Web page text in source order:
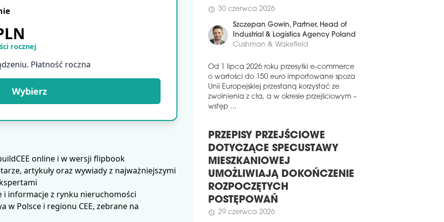
rocznej
Płatność roczna
Wybierz
online i w wersji flipbook
artykuły oraz wywiady z najważniejszymi
i informacje z rynku nieruchomości
w Polsce i regionu CEE, zebrane na
wybudowanym magazynie na terenie
kompleksu CTPark Louny II w Czechach.
schedule 30 lipca 2026
CTP BUDUJE PARK LOGISTYCZNY W
Firma CTP ogłosiła start nowej inwestycji o
nazwie CTPark Bydgoszcz. Nowoczesny
kompleks przemysłowo-logistyczny zaoferuje
łącznie ponad 51 tys. mkw. powierzchni.
Rozpoczęcie prac budowlanych
schedule 29 lipca 2026
MICROHARVEST WYBUDUJE
PIERWSZĄ W EUROPIE FABRYKĘ
BIAŁKA MIKROBIOLOGICZNEGO
Firma MicroHarvest planuje budowę
innowacyjnego zakładu produkcji białka
mikrobiologicznego w niemieckiej
miejscowości Leuna. Będzie to pierwsza
schedule 30 czerwca 2026
Szczepan Gowin, Partner, Head of
Industrial & Logistics Agency Poland
Cushman & Wakefield
Od 1 lipca 2026 roku przesyłki e-commerce
o wartości do 150 euro importowane spoza
Unii Europejskiej przestaną korzystać ze
zwolnienia z cła, a w okresie przejściowym –
wstęp ...
PRZEPISY PRZEJŚCIOWE
DOTYCZĄCE SPECUSTAWY
MIESZKANIOWEJ
UMOŻLIWIAJĄ DOKOŃCZENIE
ROZPOCZĘTYCH
POSTĘPOWAŃ
schedule 29 czerwca 2026